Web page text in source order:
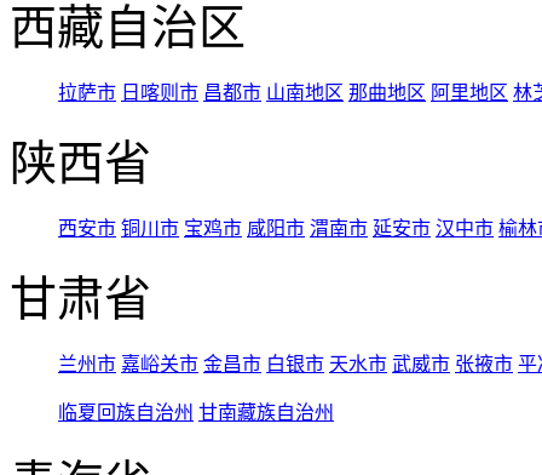
西藏自治区
拉萨市 日喀则市 昌都市 山南地区 那曲地区 阿里地区 林
陕西省
西安市 铜川市 宝鸡市 咸阳市 渭南市 延安市 汉中市 榆林
甘肃省
兰州市 嘉峪关市 金昌市 白银市 天水市 武威市 张掖市 平
临夏回族自治州 甘南藏族自治州